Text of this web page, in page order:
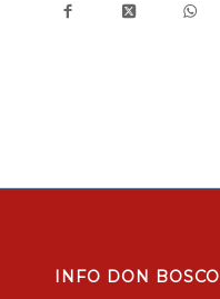
INFO DON BOSCO